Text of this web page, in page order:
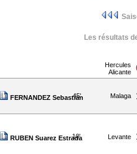
Les résultats
Hercules
Alicante
FERNANDEZ Sebastian
45' Malaga
RUBEN Suarez Estrada
10' Levante